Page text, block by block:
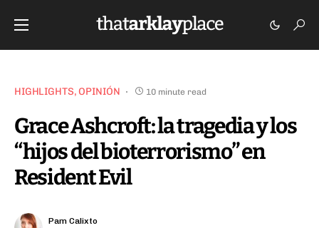
HIGHLIGHTS OPINIÓN 10 minute read
Grace Ashcroft: la tragedia y los
“hijos del bioterrorismo” en
Resident Evil
Pam Calixto